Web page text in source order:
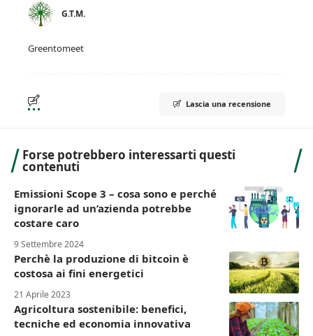
G.T.M.
Greentomeet
Lascia una recensione
Forse potrebbero interessarti questi
contenuti
Emissioni Scope 3 – cosa sono e perché
ignorarle ad un’azienda potrebbe
costare caro
9 Settembre 2024
Perchè la produzione di bitcoin è
costosa ai fini energetici
21 Aprile 2023
Agricoltura sostenibile: benefici,
tecniche ed economia innovativa